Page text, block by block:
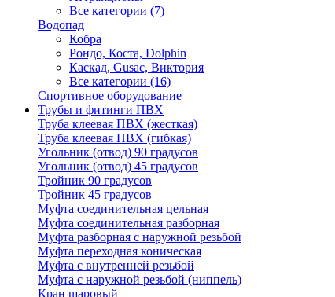
Все категории (7)
Водопад
Кобра
Рондо, Коста, Dolphin
Каскад, Gusac, Виктория
Все категории (16)
Спортивное оборудование
Трубы и фитинги ПВХ
Труба клеевая ПВХ (жесткая)
Труба клеевая ПВХ (гибкая)
Угольник (отвод) 90 градусов
Угольник (отвод) 45 градусов
Тройник 90 градусов
Тройник 45 градусов
Муфта соединительная цельная
Муфта соединительная разборная
Муфта разборная с наружной резьбой
Муфта переходная коническая
Муфта с внутренней резьбой
Муфта с наружной резьбой (ниппель)
Кран шаровый